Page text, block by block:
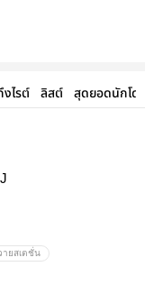
ไรต์ ลิสต์ สุดยอดนักโด
ายสเตชั่น